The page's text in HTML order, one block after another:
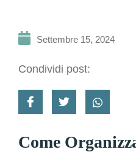
Settembre 15, 2024
Condividi post:
Come